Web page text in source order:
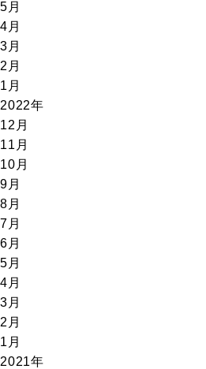
5月
4月
3月
2月
1月
2022年
12月
11月
10月
9月
8月
7月
6月
5月
4月
3月
2月
1月
2021年